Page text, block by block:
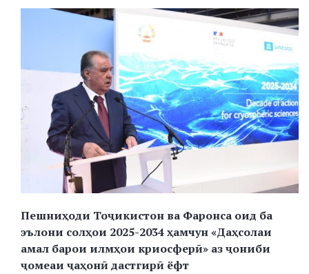
Пешниҳоди Тоҷикистон ва Фаронса оид ба
эълони солҳои 2025-2034 ҳамчун «Даҳсолаи
амал барои илмҳои криосферӣ» аз ҷониби
ҷомеаи ҷаҳонӣ дастгирӣ ёфт